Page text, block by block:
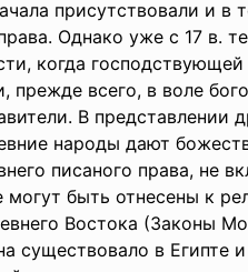
присутствовали и в
Однако уже с 17 в.
когда
прежде всего, в воле
В представлении
народы дают
писаного права, не
быть отнесены к
Востока (Законы
существовало в Египте